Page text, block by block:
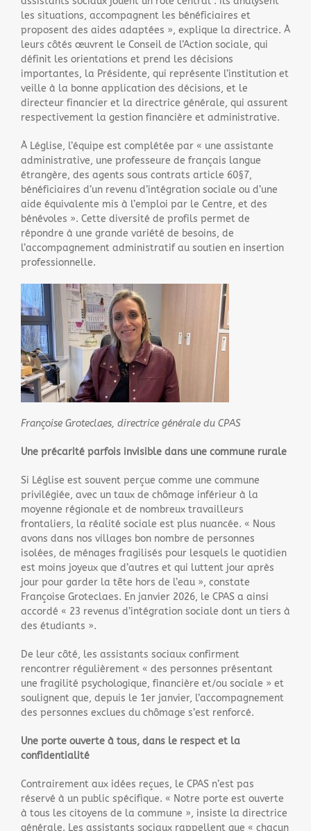
les situations, accompagnent les bénéficiaires et
proposent des aides adaptées », explique la directrice. À
leurs côtés œuvrent le Conseil de l’Action sociale, qui
définit les orientations et prend les décisions
importantes, la Présidente, qui représente l’institution et
veille à la bonne application des décisions, et le
directeur financier et la directrice générale, qui assurent
respectivement la gestion financière et administrative.
À Léglise, l’équipe est complétée par « une assistante
administrative, une professeure de français langue
étrangère, des agents sous contrats article 60§7,
bénéficiaires d’un revenu d’intégration sociale ou d’une
aide équivalente mis à l’emploi par le Centre, et des
bénévoles ». Cette diversité de profils permet de
répondre à une grande variété de besoins, de
l’accompagnement administratif au soutien en insertion
professionnelle.
Françoise Groteclaes, directrice générale du CPAS
Une précarité parfois invisible dans une commune rurale
Si Léglise est souvent perçue comme une commune
privilégiée, avec un taux de chômage inférieur à la
moyenne régionale et de nombreux travailleurs
frontaliers, la réalité sociale est plus nuancée. « Nous
avons dans nos villages bon nombre de personnes
isolées, de ménages fragilisés pour lesquels le quotidien
est moins joyeux que d’autres et qui luttent jour après
jour pour garder la tête hors de l’eau », constate
Françoise Groteclaes. En janvier 2026, le CPAS a ainsi
accordé « 23 revenus d’intégration sociale dont un tiers à
des étudiants ».
De leur côté, les assistants sociaux confirment
rencontrer régulièrement « des personnes présentant
une fragilité psychologique, financière et/ou sociale » et
soulignent que, depuis le 1er janvier, l’accompagnement
des personnes exclues du chômage s’est renforcé.
Une porte ouverte à tous, dans le respect et la
confidentialité
Contrairement aux idées reçues, le CPAS n’est pas
réservé à un public spécifique. « Notre porte est ouverte
à tous les citoyens de la commune », insiste la directrice
générale. Les assistants sociaux rappellent que « chacun